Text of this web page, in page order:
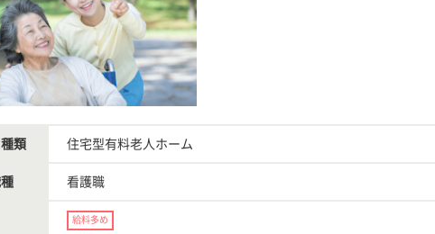
類 住宅型有料老人ホーム
看護職
給料多め